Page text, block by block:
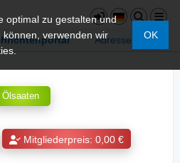
Adressen
optimal zu gestalten und
verwenden wir
OK
Ölsaaten
Mitgliederpreis: 0,00 €